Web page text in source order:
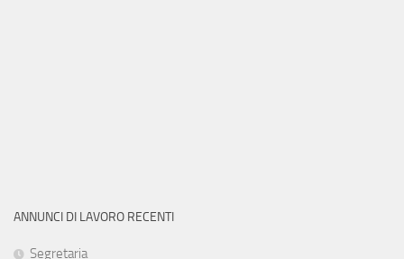
ANNUNCI DI LAVORO RECENTI
Segretaria